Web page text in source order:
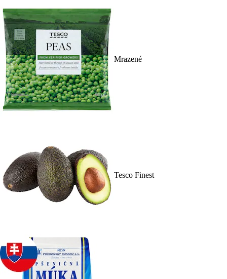
Mrazené
Tesco Finest